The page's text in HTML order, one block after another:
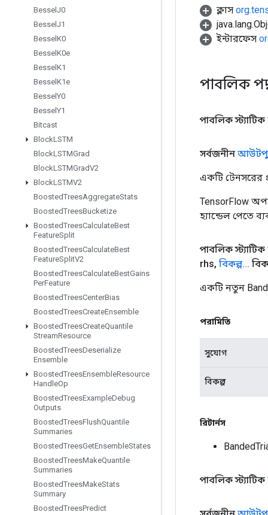
Bessel J0
Bessel J1
Bessel K0
Bessel K0e
Bessel K1
Bessel K1e
Bessel Y0
Bessel Y1
Bitcast
BlockLSTM
BlockLSTMGrad
BlockLSTMGradV2
BlockLSTMV2
BoostedTreesAggregateStats
BoostedTreesBucketize
BoostedTreesCalculateBest
FeatureSplit
BoostedTreesCalculateBest
FeatureSplitV2
BoostedTreesCalculateBestGains
PerFeature
BoostedTreesCenterBias
BoostedTreesCreateEnsemble
BoostedTreesCreateQuantile
StreamResource
BoostedTreesDeserialize
Ensemble
BoostedTreesEnsembleResource
HandleOp
BoostedTreesExampleDebug
Outputs
BoostedTreesFlushQuantile
Summaries
BoostedTreesGetEnsembleStates
BoostedTreesMakeQuantile
Summaries
BoostedTreesMakeStats
Summary
BoostedTreesPredict
ক্লাস
ইন্টারফেস
পাবলিক
পাবলিক স্ট্যাটিক
সর্বজনীন
একটি টেনসরের
TensorFlow
হ্যান্ডেল পেতে
পাবলিক স্ট্যাটিক
rhs, বিকল্প...
একটি নতুন
পরামিতি
সুযোগ
বিকল্প
রিটার্নস
পাবলিক স্ট্যাটিক